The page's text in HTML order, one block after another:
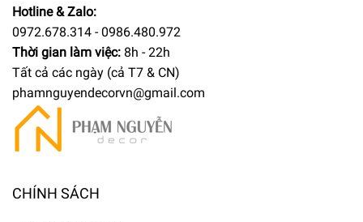
Hotline & Zalo:
0972.678.314 - 0986.480.972
Thời gian làm việc: 8h - 22h
Tất cả các ngày (cả T7 & CN)
phamnguyendecorvn@gmail.com
CHÍNH SÁCH